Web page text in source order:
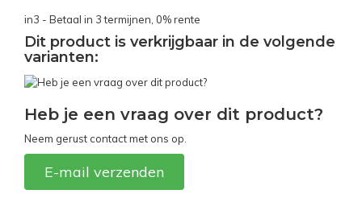
in3 - Betaal in 3 termijnen, 0% rente
Dit product is verkrijgbaar in de volgende
varianten:
Heb je een vraag over dit product?
Neem gerust contact met ons op.
E-mail verzenden